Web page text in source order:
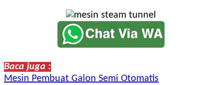
Baca juga :
Mesin Pembuat Galon Semi Otomatis